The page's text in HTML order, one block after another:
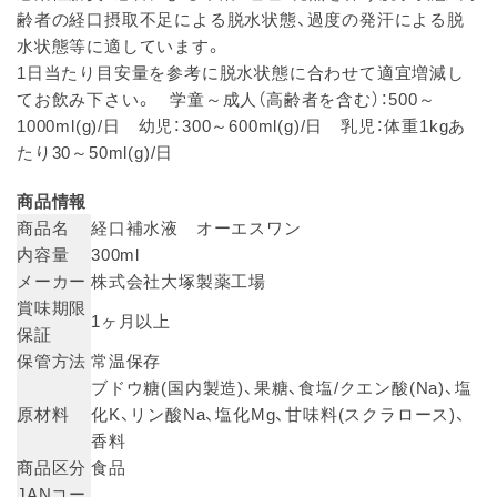
齢者の経口摂取不足による脱水状態、過度の発汗による脱
水状態等に適しています。
1日当たり目安量を参考に脱水状態に合わせて適宜増減し
てお飲み下さい。 学童～成人（高齢者を含む）：500～
1000ml(g)/日 幼児：300～600ml(g)/日 乳児：体重1kgあ
たり30～50ml(g)/日
商品情報
商品名
経口補水液 オーエスワン
内容量
300ml
メーカー 株式会社大塚製薬工場
賞味期限
保証
1ヶ月以上
保管方法 常温保存
原材料
ブドウ糖(国内製造)、果糖、食塩/クエン酸(Na)、塩
化K、リン酸Na、塩化Mg、甘味料(スクラロース)、
香料
商品区分 食品